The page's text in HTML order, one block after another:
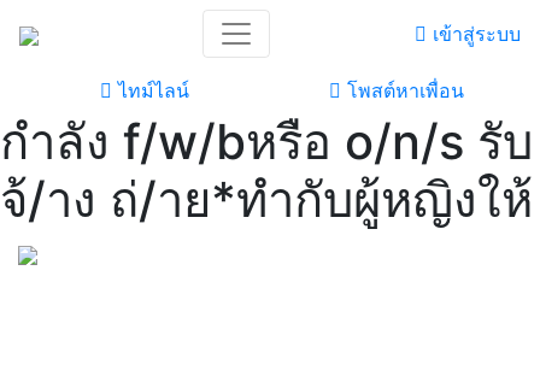
เข้าสู่ระบบ
ไทม์ไลน์ โพสต์หาเพื่อน
กำลัง f/w/bหรือ o/n/s รับ
จ้/าง ถ่/าย*ทำกับผู้หญิงให้